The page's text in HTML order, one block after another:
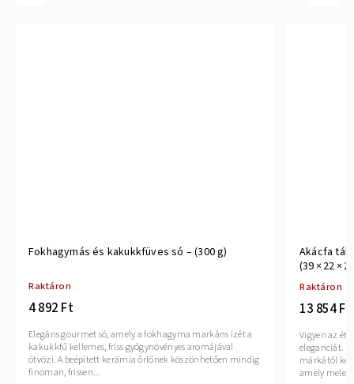
Fokhagymás és kakukkfüves só – (300 g)
Raktáron
4 892 Ft
Elegáns gourmet só, amely a fokhagyma markáns ízét a
kakukkfű kellemes, friss gyógynövényes aromájával
ötvözi. A beépített kerámia őrlőnek köszönhetően mindig
finoman, frissen...
Akácfa
(39 × 22 × 2
Raktáron
13 854 Ft
Vigyen az
eleganciát. A
márkától
amely